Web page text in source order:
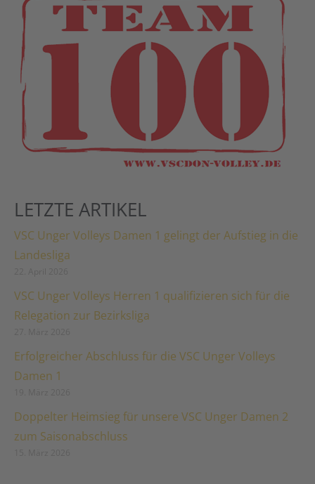
LETZTE ARTIKEL
VSC Unger Volleys Damen 1 gelingt der Aufstieg in die
Landesliga
VSC Unger Volleys Herren 1 qualifizieren sich für die
Relegation zur Bezirksliga
Erfolgreicher Abschluss für die VSC Unger Volleys
Damen 1
Doppelter Heimsieg für unsere VSC Unger Damen 2
zum Saisonabschluss